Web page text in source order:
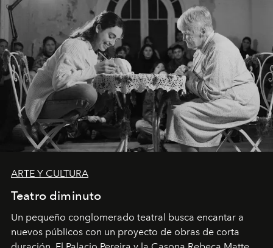
ARTE Y CULTURA
Teatro diminuto
Un pequeño conglomerado teatral busca encantar a
nuevos públicos con un proyecto de obras de corta